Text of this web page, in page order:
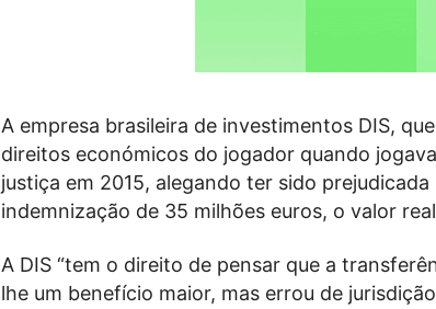
A empresa brasileira de investimentos DIS,
direitos económicos do jogador quando
justiça em 2015, alegando ter sido
indemnização de 35 milhões euros, o valor
A DIS “tem o direito de pensar que a
lhe um benefício maior, mas errou de